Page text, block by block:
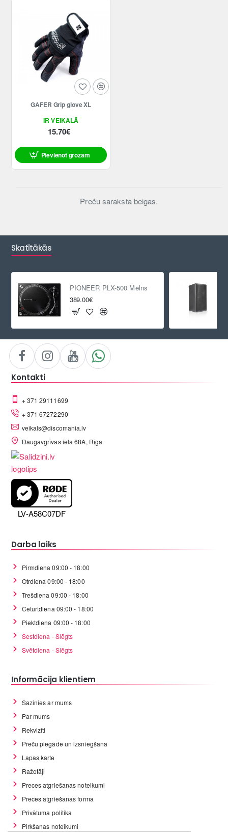
IR VEIKALĀ
GAFER Grip glove XL
15.70€
Pievienot grozam
Preču saraksta beigas.
Skatītākās
PIONEER PLX-500 Melns
389.00€
Kontakti
+ 371 29111699
+ 371 67272290
veikals@discomania.lv
Daugavgrīvas iela 68A, Rīga
LV-A58C07DF
Darba laiks
Pirmdiena 09:00 - 18:00
Otrdiena 09:00 - 18:00
Trešdiena 09:00 - 18:00
Ceturtdiena 09:00 - 18:00
Piektdiena 09:00 - 18:00
Sestdiena - Slēgts
Svētdiena - Slēgts
Informācija klientiem
Sazinies ar mums
Par mums
Rekvizīti
Preču piegāde un izsniegšana
Lapas karte
Ražotāji
Preces atgriešanas noteikumi
Preces atgriešanas forma
Privātuma politika
Pirkšanas noteikumi